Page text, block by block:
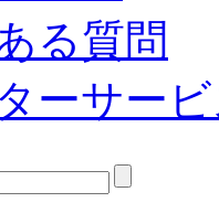
る質問
ーサービ